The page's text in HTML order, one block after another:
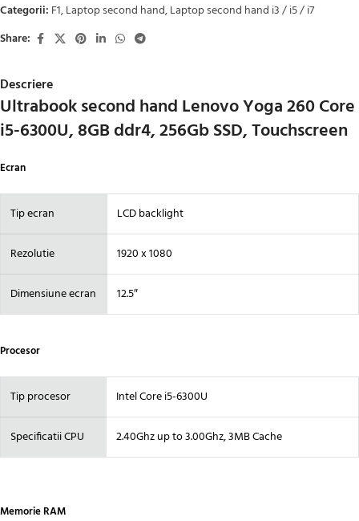
Categorii: F1,Laptop second hand,Laptop second hand i3 / i5 / i7
Share:
Descriere
Ultrabook second hand Lenovo Yoga 260 Core
i5-6300U, 8GB ddr4, 256Gb SSD, Touchscreen
Ecran
Tip ecran LCD backlight
Rezolutie 1920 x 1080
Dimensiune ecran 12.5″
Procesor
Tip procesor Intel Core i5-6300U
Specificatii CPU 2.40Ghz up to 3.00Ghz, 3MB Cache
Memorie RAM